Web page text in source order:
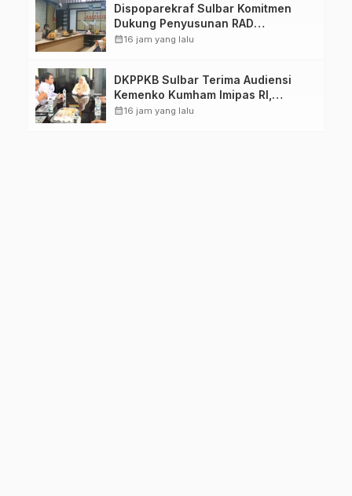
Dispoparekraf Sulbar Komitmen
Dukung Penyusunan RAD
TPB/SDGs Sulawesi Barat
calendar_month16 jam yang lalu
DKPPKB Sulbar Terima Audiensi
Kemenko Kumham Imipas RI,
Perkuat Pelayanan Kesehatan bagi
calendar_month16 jam yang lalu